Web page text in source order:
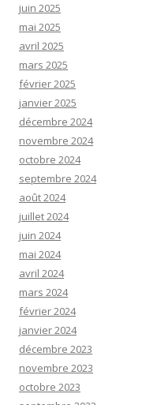
juin 2025
mai 2025
avril 2025
mars 2025
février 2025
janvier 2025
décembre 2024
novembre 2024
octobre 2024
septembre 2024
août 2024
juillet 2024
juin 2024
mai 2024
avril 2024
mars 2024
février 2024
janvier 2024
décembre 2023
novembre 2023
octobre 2023